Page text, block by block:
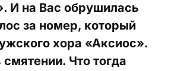
И на Вас обрушилась
за номер, который
хора «Аксиос».
Что тогда